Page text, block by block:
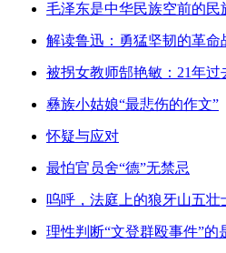
毛泽东是中华民族空前的民
解读鲁迅：勇猛坚韧的革命
被拐女教师郜艳敏：21年过
彝族小姑娘“最悲伤的作文”
怀疑与应对 孔
最怕官员舍“德”无禁忌
呜呼，法庭上的狼牙山五壮
理性判断“文登群殴事件”的